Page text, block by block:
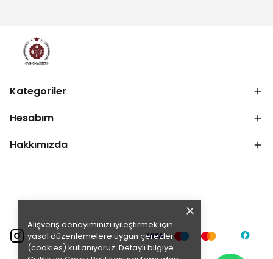
Alışveriş deneyiminizi iyileştirmek için
yasal düzenlemelere uygun çerezler
(cookies) kullanıyoruz. Detaylı bilgiye
Kategoriler
Hesabım
Hakkımızda